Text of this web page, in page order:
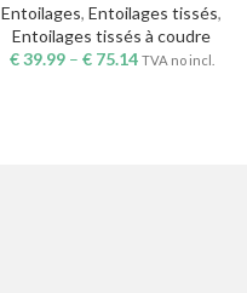
Entoilages, Entoilages tissés,
Entoilages tissés à coudre
€39.99– €75.14 TVA no incl.